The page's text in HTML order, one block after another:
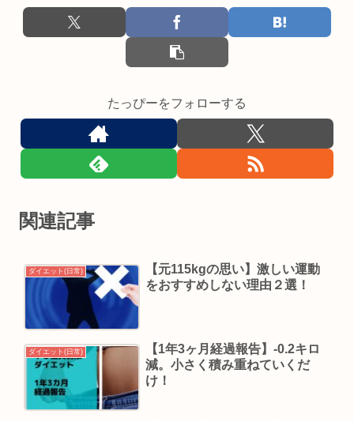
たっぴーをフォローする
関連記事
ダイエット(日常)
【元115kgの思い】激しい運動
をおすすめしない理由２選！
ダイエット(日常)
【1年3ヶ月経過報告】-0.2キロ
減。小さく積み重ねていくだ
け！